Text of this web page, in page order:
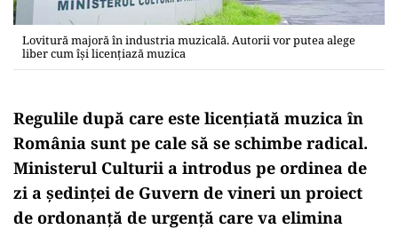
Lovitură majoră în industria muzicală. Autorii vor putea alege
liber cum își licențiază muzica
Regulile după care este licențiată muzica în
România sunt pe cale să se schimbe radical.
Ministerul Culturii a introdus pe ordinea de
zi a ședinței de Guvern de vineri un proiect
de ordonanță de urgență care va elimina